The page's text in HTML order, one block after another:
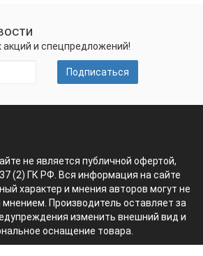
акций и спецпредложений!
Подписаться
не является публичной офертой,
(2) ГК РФ. Вся информация на сайте
характер и мнения авторов могут не
Производитель оставляет за
изменить внешний вид и
оснащение товара.